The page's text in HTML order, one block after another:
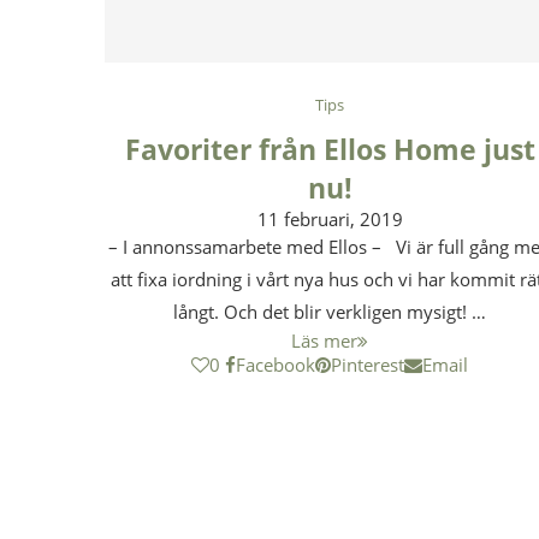
Tips
Favoriter från Ellos Home just
nu!
11 februari, 2019
– I annonssamarbete med Ellos – Vi är full gång
att fixa iordning i vårt nya hus och vi har kommit
långt. Och det blir verkligen mysigt! …
Läs mer
0
Facebook Pinterest Email